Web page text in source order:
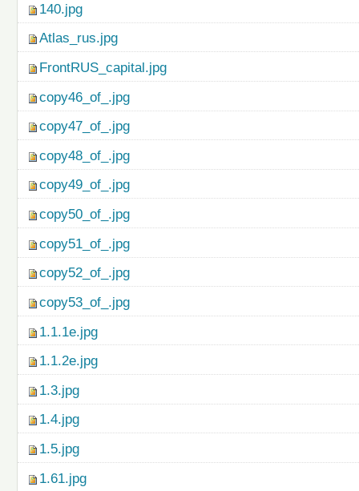
140.jpg
Atlas_rus.jpg
FrontRUS_capital.jpg
copy46_of_.jpg
copy47_of_.jpg
copy48_of_.jpg
copy49_of_.jpg
copy50_of_.jpg
copy51_of_.jpg
copy52_of_.jpg
copy53_of_.jpg
1.1.1e.jpg
1.1.2e.jpg
1.3.jpg
1.4.jpg
1.5.jpg
1.61.jpg